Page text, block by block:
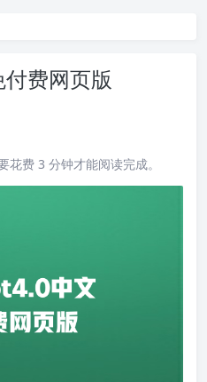
费网页版
费 3 分钟才能阅读完成。